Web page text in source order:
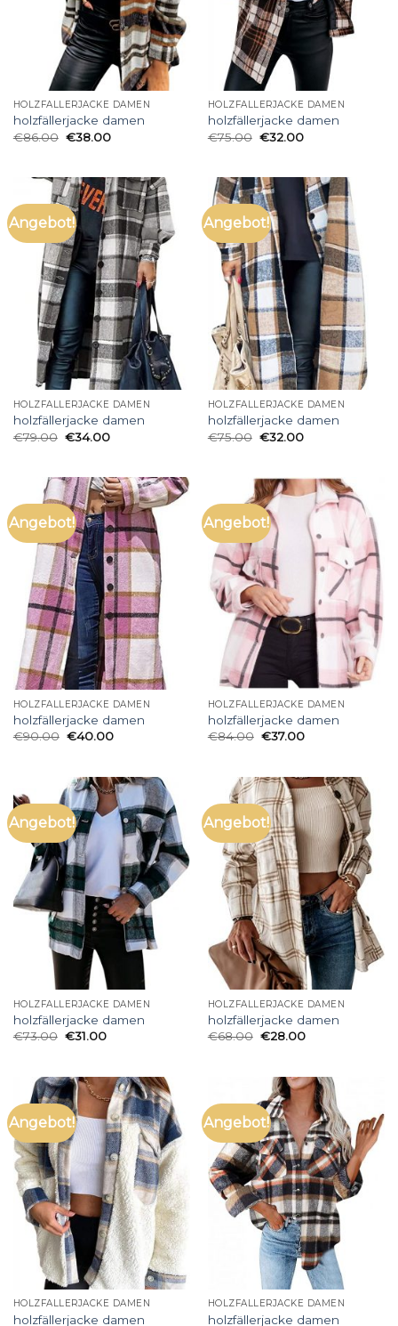
HOLZFÄLLERJACKE DAMEN
holzfällerjacke damen
€86.00 €38.00
HOLZFÄLLERJACKE DAMEN
holzfällerjacke damen
€75.00 €32.00
Angebot!
HOLZFÄLLERJACKE DAMEN
holzfällerjacke damen
€79.00 €34.00
Angebot!
HOLZFÄLLERJACKE DAMEN
holzfällerjacke damen
€75.00 €32.00
Angebot!
HOLZFÄLLERJACKE DAMEN
holzfällerjacke damen
€90.00 €40.00
Angebot!
HOLZFÄLLERJACKE DAMEN
holzfällerjacke damen
€84.00 €37.00
Angebot!
HOLZFÄLLERJACKE DAMEN
holzfällerjacke damen
€73.00 €31.00
Angebot!
HOLZFÄLLERJACKE DAMEN
holzfällerjacke damen
€68.00 €28.00
Angebot!
HOLZFÄLLERJACKE DAMEN
holzfällerjacke damen
Angebot!
HOLZFÄLLERJACKE DAMEN
holzfällerjacke damen